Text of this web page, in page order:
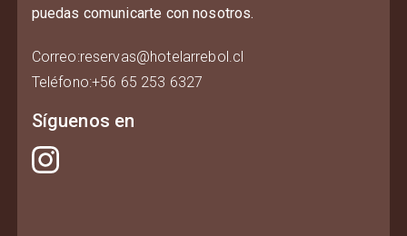
puedas comunicarte con nosotros.
Correo:reservas@hotelarrebol.cl
Teléfono:+56 65 253 6327
Síguenos en